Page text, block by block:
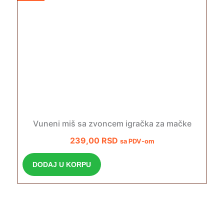
Vuneni miš sa zvoncem igračka za mačke
239,00 RSD sa PDV-om
DODAJ U KORPU